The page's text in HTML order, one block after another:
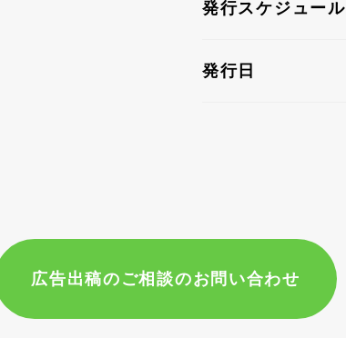
発行スケジュール
発行日
広告出稿のご相談のお問い合わせ